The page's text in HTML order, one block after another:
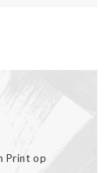
Print op